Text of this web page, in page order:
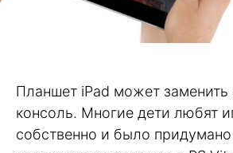
Планшет iPad может заменить
консоль. Многие дети любят
собственно и было придумано